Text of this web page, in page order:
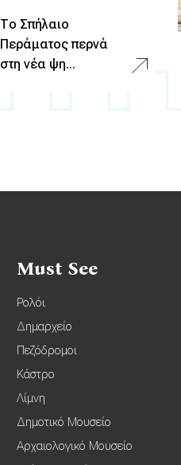
Το Σπήλαιο
Περάματος περνά
στη νέα ψη...
Must See
Ρολόι
Δημαρχείο
Πεζόδρομοι
Κάστρο
Λίμνη
Δημοτικό Μουσείο
Αρχαιολογικό Μουσείο